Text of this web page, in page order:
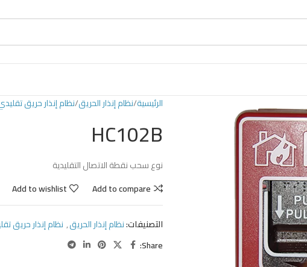
الرئيسية نظام إنذار الحريق نظام إنذار حريق
HC102B
نوع سحب نقطة الاتصال التقليدية
Add to compare
Add to wishlist
التصنيفات:نظام إنذار الحريق, نظام إنذار حريق
Share: